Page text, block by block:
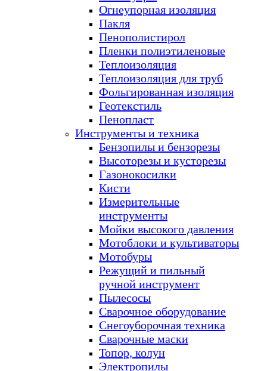
Огнеупорная изоляция
Пакля
Пенополистирол
Пленки полиэтиленовые
Теплоизоляция
Теплоизоляция для труб
Фольгированная изоляция
Геотекстиль
Пенопласт
Инструменты и техника
Бензопилы и бензорезы
Высоторезы и кусторезы
Газонокосилки
Кисти
Измерительные
инструменты
Мойки высокого давления
Мотоблоки и культиваторы
Мотобуры
Режущий и пильный
ручной инструмент
Пылесосы
Сварочное оборудование
Снегоуборочная техника
Сварочные маски
Топор, колун
Электропилы